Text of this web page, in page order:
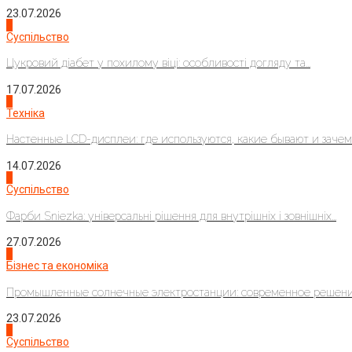
23.07.2026
Суспільство
Цукровий діабет у похилому віці: особливості догляду та...
17.07.2026
Техніка
Настенные LCD-дисплеи: где используются, какие бывают и
14.07.2026
Суспільство
Фарби Sniezka: універсальні рішення для внутрішніх і зовнішніх...
27.07.2026
Бізнес та економіка
Промышленные солнечные электростанции: современное
23.07.2026
Суспільство